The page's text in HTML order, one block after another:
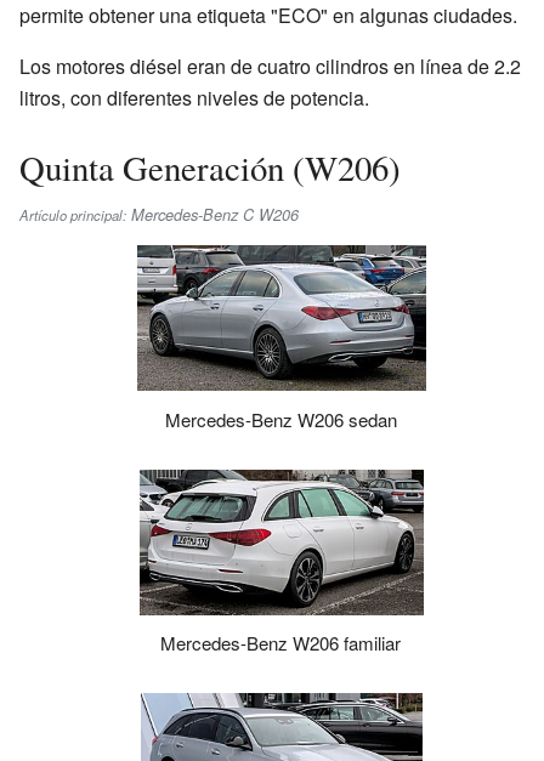
permite obtener una etiqueta "ECO" en algunas ciudades.
Los motores diésel eran de cuatro cilindros en línea de 2.2
litros, con diferentes niveles de potencia.
Quinta Generación (W206)
Artículo principal: Mercedes-Benz C W206
Mercedes-Benz W206 sedan
Mercedes-Benz W206 familiar